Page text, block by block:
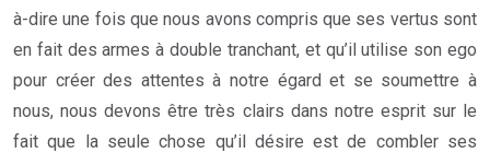
à-dire une fois que nous avons compris que ses vertus sont
en fait des armes à double tranchant, et qu’il utilise son ego
pour créer des attentes à notre égard et se soumettre à
nous, nous devons être très clairs dans notre esprit sur le
fait que la seule chose qu’il désire est de combler ses